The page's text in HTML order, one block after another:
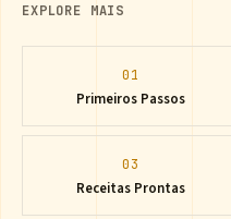
EXPLORE MAIS
01
Primeiros Passos
03
Receitas Prontas